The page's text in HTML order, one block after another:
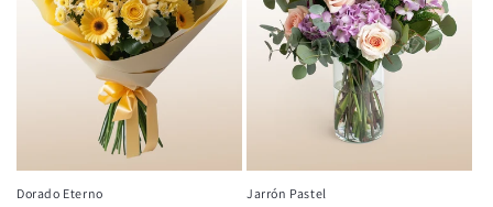
Dorado Eterno Jarrón Pastel